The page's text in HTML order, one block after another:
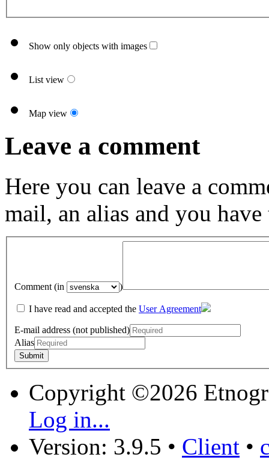
Show only objects with images
List view
Map view
Leave a comment
Here you can leave a
mail, an alias and you have
Comment (in )
I have read and accepted the User Agreement
E-mail address (not published)
Alias
Copyright ©2026
Log in...
Version: 3.9.5 • Client •